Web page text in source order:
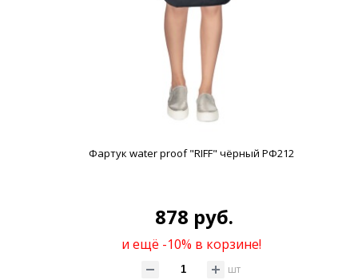
Фартук water proof "RIFF" чёрный РФ212
878 руб.
и ещё -10% в корзине!
шт